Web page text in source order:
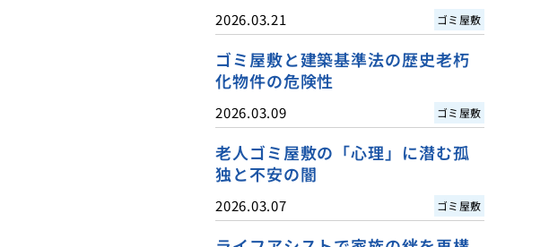
2026.03.21 ゴミ屋敷
ゴミ屋敷と建築基準法の歴史老朽
化物件の危険性
2026.03.09 ゴミ屋敷
老人ゴミ屋敷の「心理」に潜む孤
独と不安の闇
2026.03.07 ゴミ屋敷